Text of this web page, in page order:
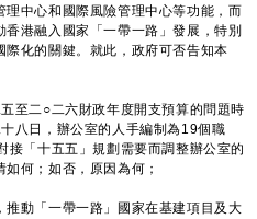
中心和國際風險管理中心等功能，而
香港融入國家「一帶一路」發展，特別
化的關鍵。就此，政府可否告知本
至二○二六財政年度開支預算的問題時
八日，辦公室的人手編制為19個職
接「十五五」規劃需要而調整辦公室的
何；如否，原因為何；
推動「一帶一路」國家在基建項目及大